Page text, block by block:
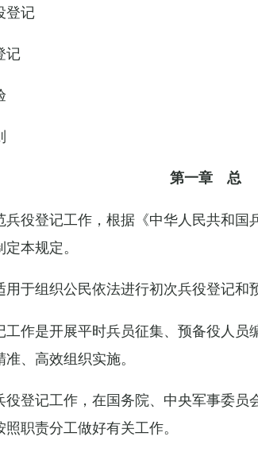
登记
记
第一章
兵役登记工作，根据《中华人民共和国
本规定。
用于组织公民依法进行初次兵役登记和
工作是开展平时兵员征集、预备役人
、高效组织实施。
役登记工作，在国务院、中央军事委
职责分工做好有关工作。